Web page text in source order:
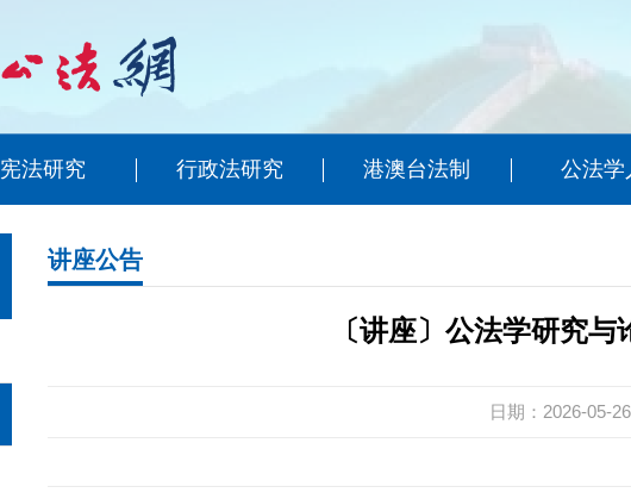
宪法研究 行政法研究 港澳台法制 公法学
讲座公告
〔讲座〕公法学研究
日期：2026-05-26